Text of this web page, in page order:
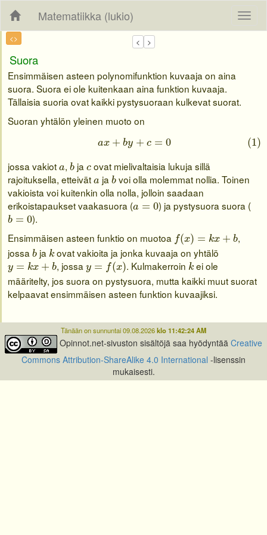
Matematiikka (lukio)
<>
Suora
Ensimmäisen asteen polynomifunktion kuvaaja on aina
suora. Suora ei ole kuitenkaan aina funktion kuvaaja.
Tällaisia suoria ovat kaikki pystysuoraan kulkevat suorat.
Suoran yhtälön yleinen muoto on
ax + by + c = 0 (1)
(1) a x+b y +c 0
jossa vakiot a
a, b
b ja c
covat mielivaltaisia lukuja sillä
rajoituksella, etteivät a
a ja b
bvoi olla molemmat nollia. Toinen
vakioista voi kuitenkin olla nolla, jolloin saadaan
erikoistapaukset vaakasuora (a = 0
a=0 ) ja pystysuora suora (
b = 0
b=0 ).
Ensimmäisen asteen funktio on muotoa f(x) = kx + b
f(x)= kx +b
,
jossa b
b ja k
kovat vakioita ja jonka kuvaaja on yhtälö
y = kx + b
y =k x+b , jossay = f(x)
y =f( x) . Kulmakerroin k
kei ole
määritelty, jos suora on pystysuora, mutta kaikki muut suorat
kelpaavat ensimmäisen asteen funktion kuvaajiksi.
Tänään on sunnuntai 09.08.2026klo 11:42:24 AM
Opinnot.net-sivuston sisältöjä saa hyödyntää Creative
Commons Attribution-ShareAlike 4.0 International -lisenssin
mukaisesti.